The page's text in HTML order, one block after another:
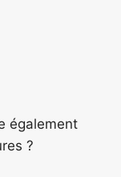
également
?